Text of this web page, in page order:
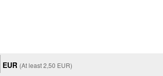
EUR (At least 2,50 EUR)